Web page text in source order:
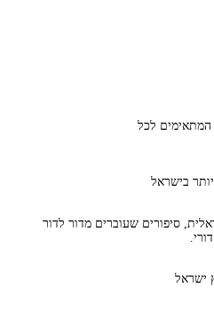
המתאימים לכל
בישראל
סיפורים שעוברים מדור לדור
ישראל